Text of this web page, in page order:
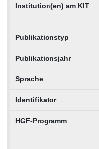
Institution(en) am KIT
Publikationstyp
Publikationsjahr
Sprache
Identifikator
HGF-Programm